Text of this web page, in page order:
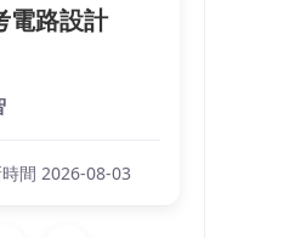
電路設計
間 2026-08-03